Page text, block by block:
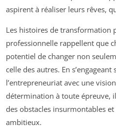
aspirent à réaliser leurs rêves,
Les histoires de transformation
professionnelle rappellent que
potentiel de changer non
celle des autres. En
l’entrepreneuriat avec une
détermination à toute épreuve,
des obstacles insurmontables
ambitieux.